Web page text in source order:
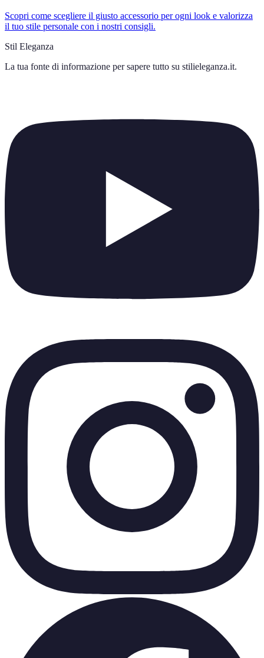
Scopri come scegliere il giusto accessorio per ogni look e valorizza
il tuo stile personale con i nostri consigli.
Stil Eleganza
La tua fonte di informazione per sapere tutto su stilieleganza.it.